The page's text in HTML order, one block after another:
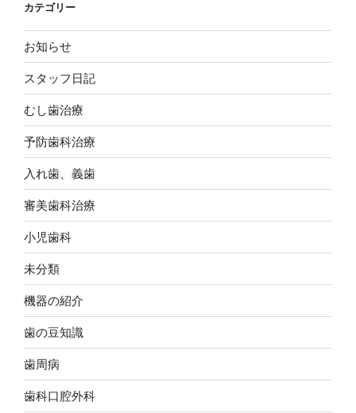
カテゴリー
お知らせ
スタッフ日記
むし歯治療
予防歯科治療
入れ歯、義歯
審美歯科治療
小児歯科
未分類
機器の紹介
歯の豆知識
歯周病
歯科口腔外科